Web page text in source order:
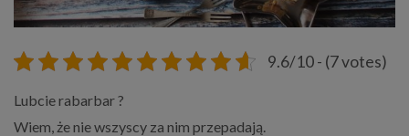
9.6/10 - (7 votes)
Lubcie rabarbar ?
Wiem, że nie wszyscy za nim przepadają.